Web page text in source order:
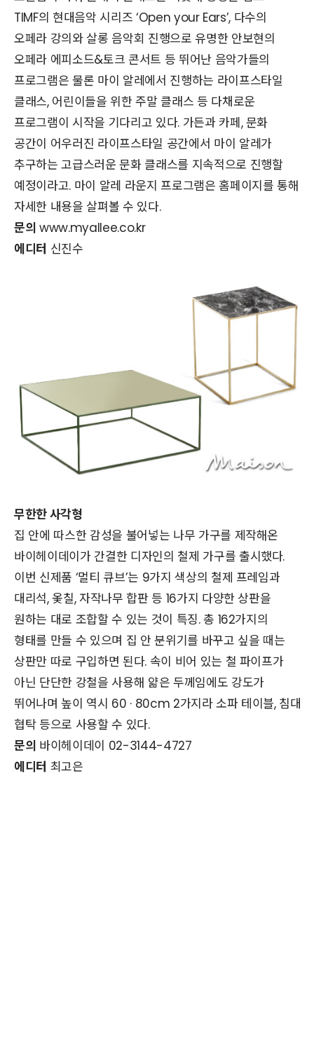
TIMF의 현대음악 시리즈 ‘Open your Ears’, 다수의
오페라 강의와 살롱 음악회 진행으로 유명한 안보현의
오페라 에피소드&토크 콘서트 등 뛰어난 음악가들의
프로그램은 물론 마이 알레에서 진행하는 라이프스타일
클래스, 어린이들을 위한 주말 클래스 등 다채로운
프로그램이 시작을 기다리고 있다. 가든과 카페, 문화
공간이 어우러진 라이프스타일 공간에서 마이 알레가
추구하는 고급스러운 문화 클래스를 지속적으로 진행할
예정이라고. 마이 알레 라운지 프로그램은 홈페이지를 통해
자세한 내용을 살펴볼 수 있다.
문의 www.myallee.co.kr
에디터 신진수
무한한 사각형
집 안에 따스한 감성을 불어넣는 나무 가구를 제작해온
바이헤이데이가 간결한 디자인의 철제 가구를 출시했다.
이번 신제품 ‘멀티 큐브’는 9가지 색상의 철제 프레임과
대리석, 옻칠, 자작나무 합판 등 16가지 다양한 상판을
원하는 대로 조합할 수 있는 것이 특징. 총 162가지의
형태를 만들 수 있으며 집 안 분위기를 바꾸고 싶을 때는
상판만 따로 구입하면 된다. 속이 비어 있는 철 파이프가
아닌 단단한 강철을 사용해 얇은 두께임에도 강도가
뛰어나며 높이 역시 60 · 80cm 2가지라 소파 테이블, 침대
협탁 등으로 사용할 수 있다.
문의 바이헤이데이 02-3144-4727
에디터 최고은